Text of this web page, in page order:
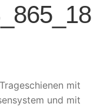
mit
und mit